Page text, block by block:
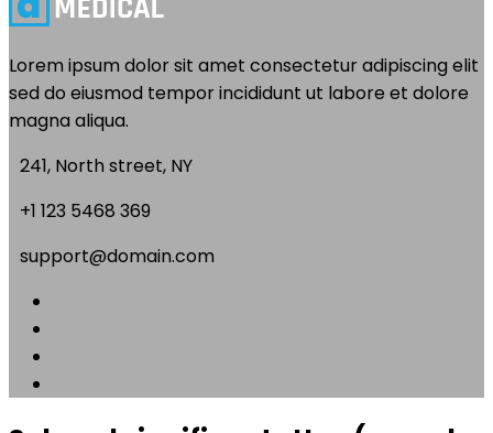
Lorem ipsum dolor sit amet consectetur adipiscing elit
sed do eiusmod tempor incididunt ut labore et dolore
magna aliqua.
241, North street, NY
+1 123 5468 369
support@domain.com